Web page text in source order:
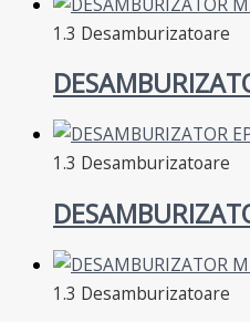
1.3 Desamburizatoare
1.3 Desamburizatoare
1.3 Desamburizatoare